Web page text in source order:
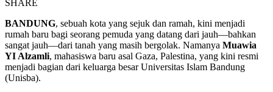
SHARE
BANDUNG, sebuah kota yang sejuk dan ramah, kini menjadi
rumah baru bagi seorang pemuda yang datang dari jauh—bahkan
sangat jauh—dari tanah yang masih bergolak. Namanya Muawia
YI Alzamli, mahasiswa baru asal Gaza, Palestina, yang kini resmi
menjadi bagian dari keluarga besar Universitas Islam Bandung
(Unisba).